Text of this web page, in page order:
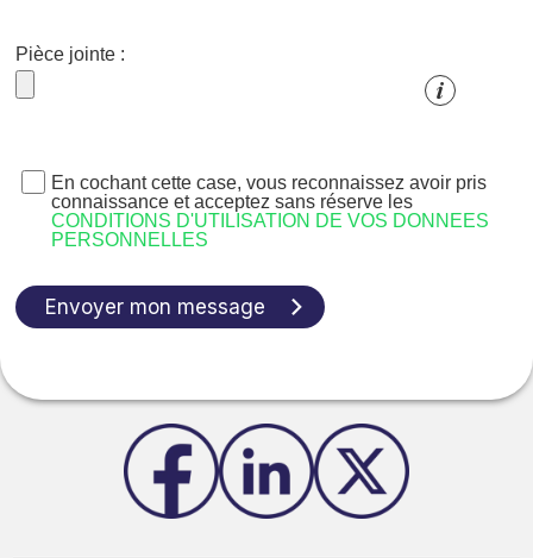
Pièce jointe :
En cochant cette case, vous reconnaissez avoir pris
connaissance et acceptez sans réserve les
CONDITIONS D'UTILISATION DE VOS DONNEES
PERSONNELLES
Envoyer mon message